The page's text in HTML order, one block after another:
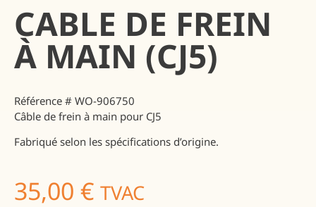
CABLE DE FREIN
À MAIN (CJ5)
Référence # WO-906750
Câble de frein à main pour CJ5
Fabriqué selon les spécifications d’origine.
35,00 € TVAC